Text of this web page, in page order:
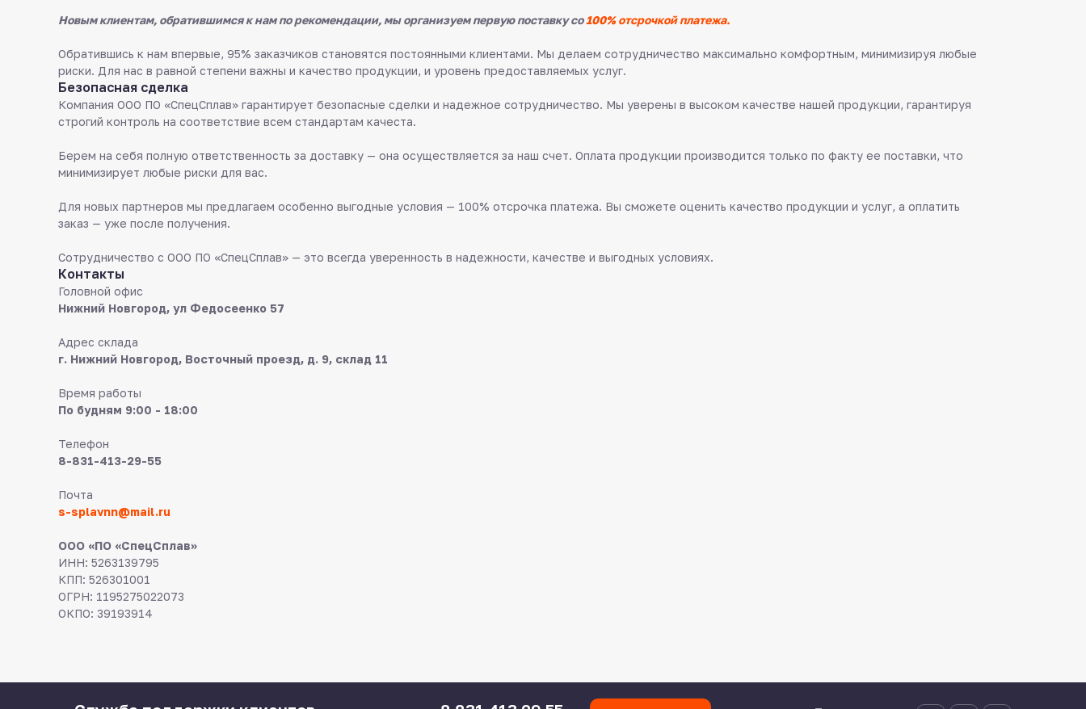
Новым клиентам, обратившимся к нам по рекомендации, мы организуем первую поставку со100% отсрочкой платежа.
Обратившись к нам впервые, 95% заказчиков становятся постоянными клиентами. Мы делаем сотрудничество максимально комфортным, минимизируя любые
риски. Для нас в равной степени важны и качество продукции, и уровень предоставляемых услуг.
Безопасная сделка
Компания ООО ПО «СпецСплав» гарантирует безопасные сделки и надежное сотрудничество. Мы уверены в высоком качестве нашей продукции, гарантируя
строгий контроль на соответствие всем стандартам качеста.
Берем на себя полную ответственность за доставку — она осуществляется за наш счет. Оплата продукции производится только по факту ее поставки, что
минимизирует любые риски для вас.
Для новых партнеров мы предлагаем особенно выгодные условия — 100% отсрочка платежа. Вы сможете оценить качество продукции и услуг, а оплатить
заказ — уже после получения.
Сотрудничество с ООО ПО «СпецСплав» — это всегда уверенность в надежности, качестве и выгодных условиях.
Контакты
Головной офис
Нижний Новгород, ул Федосеенко 57
Адрес склада
г. Нижний Новгород, Восточный проезд, д. 9, склад 11
Время работы
По будням 9:00 - 18:00
Телефон
8-831-413-29-55
Почта
s-splavnn@mail.ru
ООО «ПО «СпецСплав»
ИНН: 5263139795
КПП: 526301001
ОГРН: 1195275022073
ОКПО: 39193914